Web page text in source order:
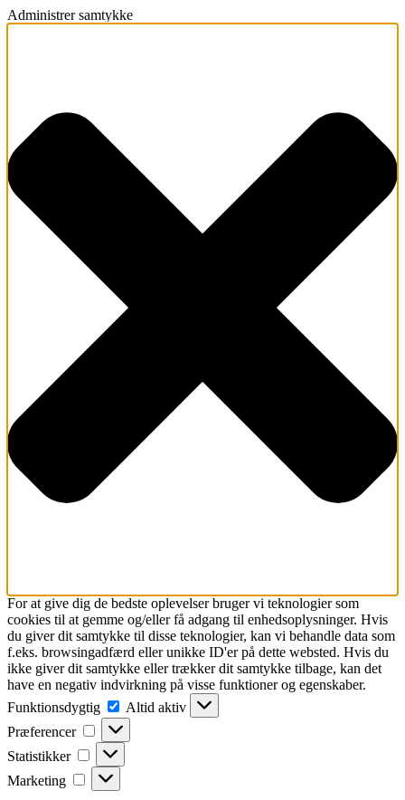
Administrer samtykke
For at give dig de bedste oplevelser bruger vi teknologier som
cookies til at gemme og/eller få adgang til enhedsoplysninger. Hvis
du giver dit samtykke til disse teknologier, kan vi behandle data som
f.eks. browsingadfærd eller unikke ID'er på dette websted. Hvis du
ikke giver dit samtykke eller trækker dit samtykke tilbage, kan det
have en negativ indvirkning på visse funktioner og egenskaber.
Funktionsdygtig
Altid aktiv
Præferencer
Statistikker
Marketing